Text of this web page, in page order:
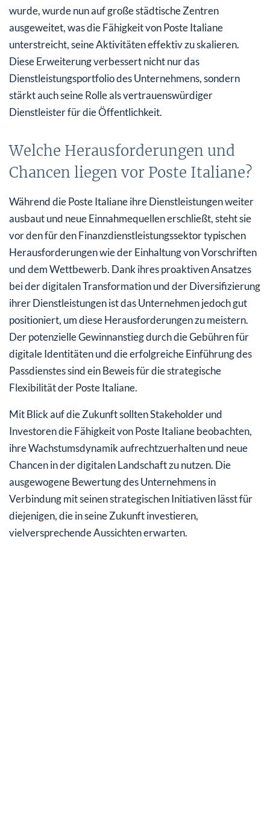
wurde, wurde nun auf große städtische Zentren
ausgeweitet, was die Fähigkeit von Poste Italiane
unterstreicht, seine Aktivitäten effektiv zu skalieren.
Diese Erweiterung verbessert nicht nur das
Dienstleistungsportfolio des Unternehmens, sondern
stärkt auch seine Rolle als vertrauenswürdiger
Dienstleister für die Öffentlichkeit.
Welche Herausforderungen und
Chancen liegen vor Poste Italiane?
Während die Poste Italiane ihre Dienstleistungen weiter
ausbaut und neue Einnahmequellen erschließt, steht sie
vor den für den Finanzdienstleistungssektor typischen
Herausforderungen wie der Einhaltung von Vorschriften
und dem Wettbewerb. Dank ihres proaktiven Ansatzes
bei der digitalen Transformation und der Diversifizierung
ihrer Dienstleistungen ist das Unternehmen jedoch gut
positioniert, um diese Herausforderungen zu meistern.
Der potenzielle Gewinnanstieg durch die Gebühren für
digitale Identitäten und die erfolgreiche Einführung des
Passdienstes sind ein Beweis für die strategische
Flexibilität der Poste Italiane.
Mit Blick auf die Zukunft sollten Stakeholder und
Investoren die Fähigkeit von Poste Italiane beobachten,
ihre Wachstumsdynamik aufrechtzuerhalten und neue
Chancen in der digitalen Landschaft zu nutzen. Die
ausgewogene Bewertung des Unternehmens in
Verbindung mit seinen strategischen Initiativen lässt für
diejenigen, die in seine Zukunft investieren,
vielversprechende Aussichten erwarten.